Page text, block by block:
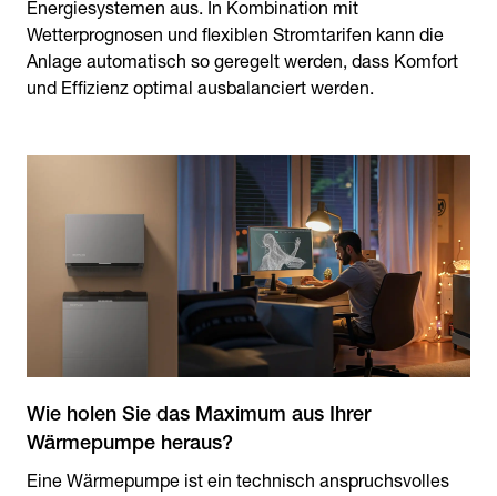
Energiesystemen aus. In Kombination mit
Wetterprognosen und flexiblen Stromtarifen kann die
Anlage automatisch so geregelt werden, dass Komfort
und Effizienz optimal ausbalanciert werden.
Wie holen Sie das Maximum aus Ihrer
Wärmepumpe heraus?
Eine Wärmepumpe ist ein technisch anspruchsvolles